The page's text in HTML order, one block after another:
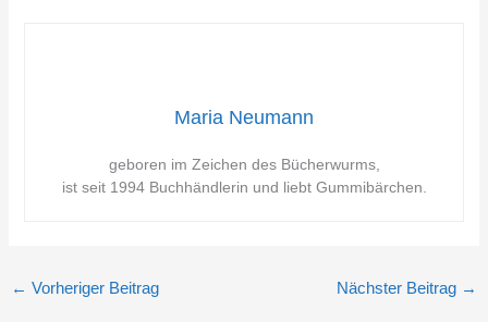
Maria Neumann
geboren im Zeichen des Bücherwurms,
ist seit 1994 Buchhändlerin und liebt Gummibärchen.
← Vorheriger Beitrag Nächster Beitrag →